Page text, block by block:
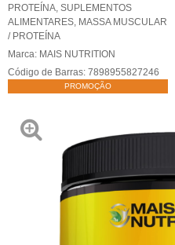
PROTEÍNA SUPLEMENTOS
ALIMENTARES MASSA MUSCULAR
/ PROTEÍNA
Marca: MAIS NUTRITION
Código de Barras: 7898955827246
PROMOÇÃO